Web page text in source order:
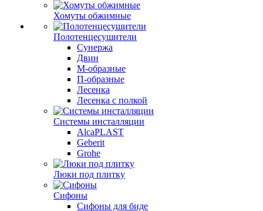
Хомуты обжимные
Полотенцесушители
Сунержа
Двин
М-образные
П-образные
Лесенка
Лесенка с полкой
Системы инсталляции
AlcaPLAST
Geberit
Grohe
Люки под плитку
Сифоны
Сифoны для биде